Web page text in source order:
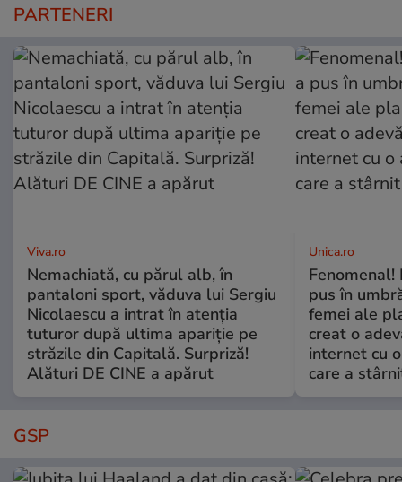
PARTENERI
Viva.ro
Nemachiată, cu părul alb, în
pantaloni sport, văduva lui Sergiu
Nicolaescu a intrat în atenția
tuturor după ultima apariție pe
străzile din Capitală. Surpriză!
Alături DE CINE a apărut
Unica.ro
pus în
femei ale
creat o
internet cu
care a
GSP